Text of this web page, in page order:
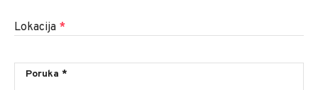
Lokacija *